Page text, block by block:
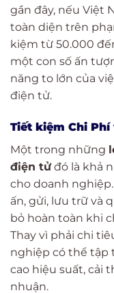
gần đây, nếu Việt
toàn diện trên
kiệm từ 50.000
một con số ấn
năng to lớn của
điện tử.
Tiết kiệm Chi Phí
Một trong những
điện tửđó là khả
cho doanh
ấn, gửi, lưu trữ và
bỏ hoàn toàn khi
Thay vì phải chi
nghiệp có thể tập
cao hiệu suất, cải
nhuận.